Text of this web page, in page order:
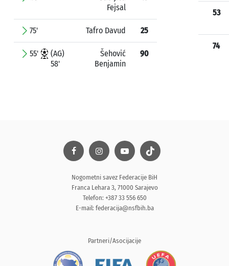
Fejsal
75' Tafro Davud 25
55'
(AG)
58'
Šehović
Benjamin
90
53
74
Nogometni savez Federacije BiH
Franca Lehara 3, 71000 Sarajevo
Telefon: +387 33 556 650
E-mail: federacija@nsfbih.ba
Partneri/Asocijacije